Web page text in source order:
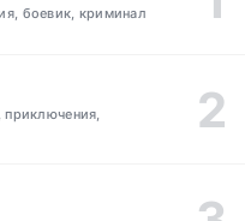
боевик, криминал